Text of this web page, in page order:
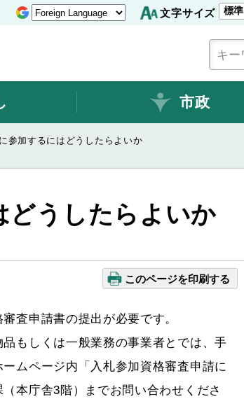
文字サイズ 標準
市政
参加するにはどうしたらよいか
どうしたらよいか
このページを印刷する
査申請書の提出が必要です。
もしくは一般業務の事業者とでは、手
ムページ内「入札参加資格審査申請に
本庁舎3階）までお問い合わせくださ